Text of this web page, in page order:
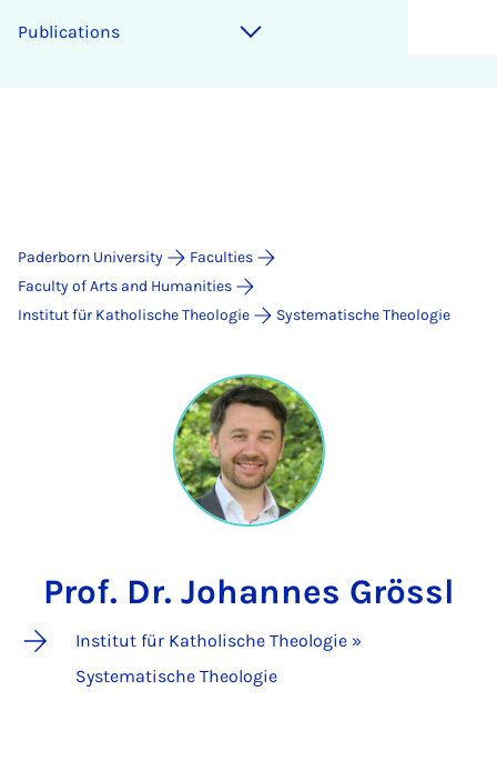
Publications
Paderborn University
Faculties
Faculty of Arts and Humanities
Institut für Katholische Theologie
Systematische Theologie
Prof. Dr. Johannes Grössl
Institut für Katholische Theologie »
Systematische Theologie